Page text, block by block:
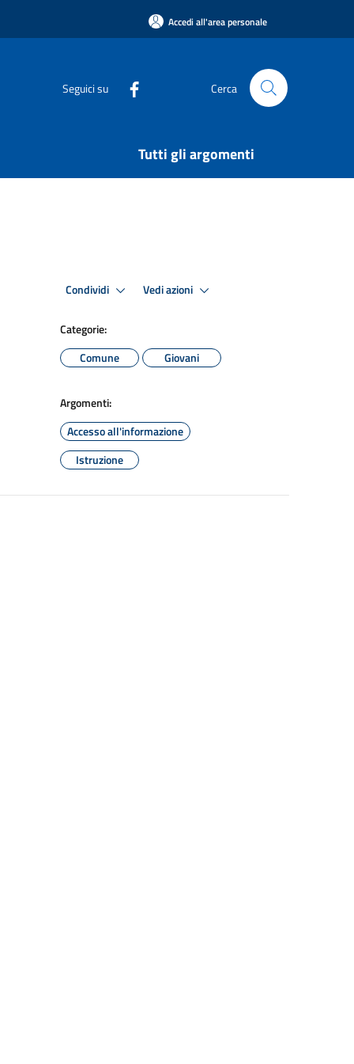
Accedi all'area personale
Seguici su Cerca
Tutti gli argomenti
Condividi Vedi azioni
Categorie:
Comune
Giovani
Argomenti:
Accesso all'informazione
Istruzione